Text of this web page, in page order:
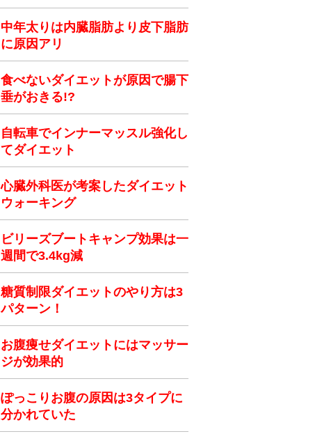
中年太りは内臓脂肪より皮下脂肪
に原因アリ
食べないダイエットが原因で腸下
垂がおきる!?
自転車でインナーマッスル強化し
てダイエット
心臓外科医が考案したダイエット
ウォーキング
ビリーズブートキャンプ効果は一
週間で3.4kg減
糖質制限ダイエットのやり方は3
パターン！
お腹痩せダイエットにはマッサー
ジが効果的
ぽっこりお腹の原因は3タイプに
分かれていた